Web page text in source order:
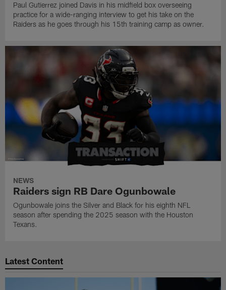
Paul Gutierrez joined Davis in his midfield box overseeing
practice for a wide-ranging interview to get his take on the
Raiders as he goes through his 15th training camp as owner.
NEWS
Raiders sign RB Dare Ogunbowale
Ogunbowale joins the Silver and Black for his eighth NFL
season after spending the 2025 season with the Houston
Texans.
Latest Content